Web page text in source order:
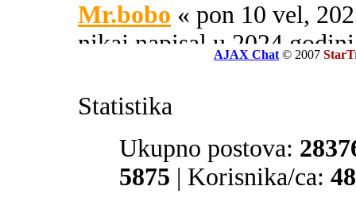
Mr.bobo « pon 10 vel,
nikaj napisal u 2024
SOA ili PIPA.
El Zvonko« uto 16 svi,
prate tajne službe sekcije
AJAX Chat © 2007
Statistika
Ukupno postova:
5875 | Korisnika/ca: